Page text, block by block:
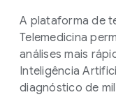
A plataforma de
Telemedicina
análises mais
Inteligência
diagnóstico de